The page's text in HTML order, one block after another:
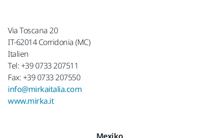
Via Toscana 20
IT-62014 Corridonia (MC)
Italien
Tel: +39 0733 207511
Fax: +39 0733 207550
info@mirkaitalia.com
www.mirka.it